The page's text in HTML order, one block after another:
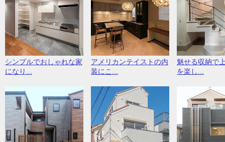
シンプルでおしゃれな家
になり...
アメリカンテイストの内
装にこ...
魅せる収納で
を楽し...